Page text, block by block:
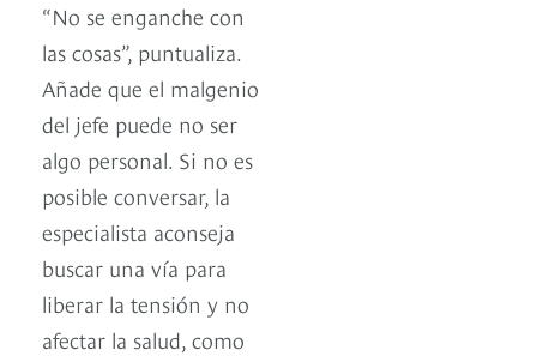
“No se enganche con
las cosas”, puntualiza.
Añade que el malgenio
del jefe puede no ser
algo personal. Si no es
posible conversar, la
especialista aconseja
buscar una vía para
liberar la tensión y no
afectar la salud, como